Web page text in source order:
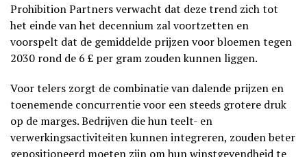
Prohibition Partners verwacht dat deze trend zich tot
het einde van het decennium zal voortzetten en
voorspelt dat de gemiddelde prijzen voor bloemen tegen
2030 rond de 6 £ per gram zouden kunnen liggen.
Voor telers zorgt de combinatie van dalende prijzen en
toenemende concurrentie voor een steeds grotere druk
op de marges. Bedrijven die hun teelt- en
verwerkingsactiviteiten kunnen integreren, zouden beter
gepositioneerd moeten zijn om hun winstgevendheid te